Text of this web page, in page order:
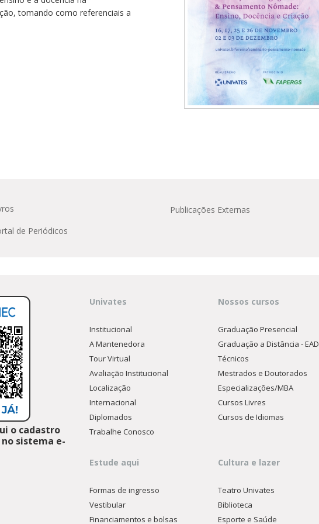
tomando como referenciais a
de Periódicos
Publicações Externas
o cadastro
sistema e-
Univates
Institucional
A Mantenedora
Tour Virtual
Avaliação Institucional
Localização
Internacional
Diplomados
Trabalhe Conosco
Nossos cursos
Graduação Presencial
Graduação a Distância - EAD
Técnicos
Mestrados e Doutorados
Especializações/MBA
Cursos Livres
Cursos de Idiomas
Estude aqui
Formas de ingresso
Vestibular
Financiamentos e bolsas
Cultura e lazer
Teatro Univates
Biblioteca
Esporte e Saúde